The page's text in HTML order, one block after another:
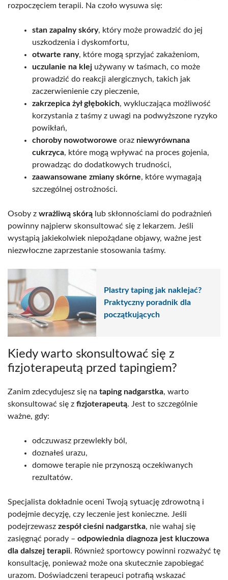
rozpoczęciem terapii. Na czoło wysuwa się:
stan zapalny skóry, który może prowadzić do jej
uszkodzenia i dyskomfortu,
otwarte rany, które mogą sprzyjać zakażeniom,
uczulanie na klej używany w taśmach, co może
prowadzić do reakcji alergicznych, takich jak
zaczerwienienie czy pieczenie,
zakrzepica żył głębokich, wykluczająca możliwość
korzystania z taśmy z uwagi na podwyższone ryzyko
powikłań,
choroby nowotworowe oraz niewyrównana
cukrzyca, które mogą wpływać na proces gojenia,
prowadząc do dodatkowych trudności,
zaawansowane zmiany skórne, które wymagają
szczególnej ostrożności.
Osoby z wrażliwą skórą lub skłonnościami do podrażnień
powinny najpierw skonsultować się z lekarzem. Jeśli
wystąpią jakiekolwiek niepożądane objawy, ważne jest
niezwłoczne zaprzestanie stosowania taśmy.
Plastry taping jak naklejać?
Praktyczny poradnik dla
początkujących
Kiedy warto skonsultować się z
fizjoterapeutą przed tapingiem?
Zanim zdecydujesz się na taping nadgarstka, warto
skonsultować się z fizjoterapeutą. Jest to szczególnie
ważne, gdy:
odczuwasz przewlekły ból,
doznałeś urazu,
domowe terapie nie przynoszą oczekiwanych
rezultatów.
Specjalista dokładnie oceni Twoją sytuację zdrowotną i
podejmie decyzję, czy leczenie jest konieczne. Jeśli
podejrzewasz zespół cieśni nadgarstka, nie wahaj się
zasięgnąć porady – odpowiednia diagnoza jest kluczowa
dla dalszej terapii. Również sportowcy powinni rozważyć tę
konsultację, ponieważ może ona skutecznie zapobiegać
urazom. Doświadczeni terapeuci potrafią wskazać